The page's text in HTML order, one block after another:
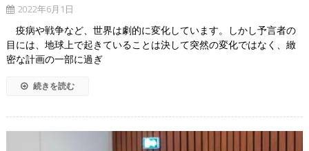
2022年6月1日
疫病や戦争など、世界は劇的に変化しています。しかし予言者の
目には、地球上で起きていることは決して突然の変化ではなく、緻
密な計画の一部に過ぎ
続きを読む